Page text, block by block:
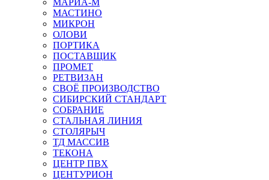
МАРИА-М
МАСТИНО
МИКРОН
ОЛОВИ
ПОРТИКА
ПОСТАВЩИК
ПРОМЕТ
РЕТВИЗАН
СВОЁ ПРОИЗВОДСТВО
СИБИРСКИЙ СТАНДАРТ
СОБРАНИЕ
СТАЛЬНАЯ ЛИНИЯ
СТОЛЯРЫЧ
ТД МАССИВ
ТЕКОНА
ЦЕНТР ПВХ
ЦЕНТУРИОН